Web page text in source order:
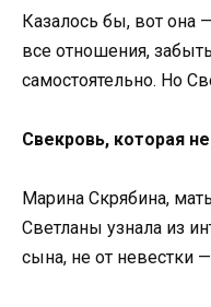
Казалось бы, вот она
все отношения,
самостоятельно. Но
Свекровь, которая
Марина Скрябина,
Светланы узнала из
сына, не от невестки